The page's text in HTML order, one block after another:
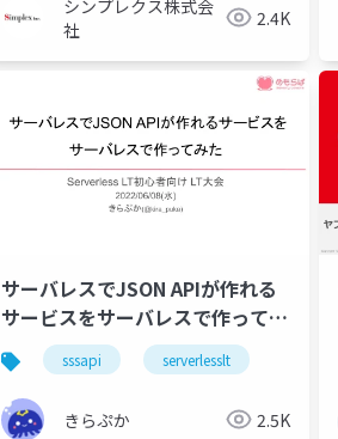
シンプレクス株式会
社
2.4K
サーバレスでJSON APIが作れる
サービスをサーバレスで作ってみ
た
sssapi serverlesslt
きらぷか 2.5K